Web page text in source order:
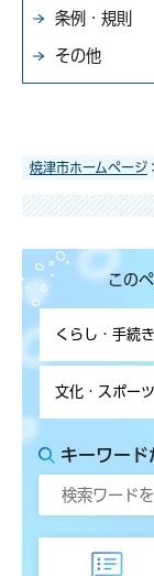
条例・規則
その他
焼津市ホームページ
この
くらし・手続き
文化・スポーツ
キーワード